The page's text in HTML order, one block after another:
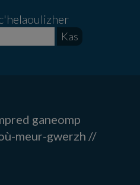
ganeomp
meur-gwerzh //